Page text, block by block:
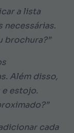
a lista
necessárias.
brochura?”
Além disso,
estojo.
cada